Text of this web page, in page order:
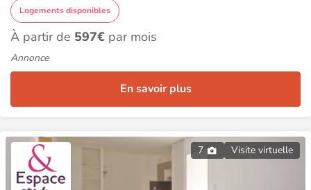
Logements disponibles
À partir de 597€ par mois
Annonce
En savoir plus
7 Visite virtuelle